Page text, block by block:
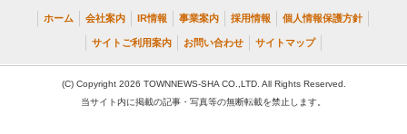
ホーム 会社案内 IR情報 事業案内 採用情報 個人情報保護方針
サイトご利用案内 お問い合わせ サイトマップ
(C) Copyright 2026 TOWNNEWS-SHA CO.,LTD. All Rights Reserved.
当サイト内に掲載の記事・写真等の無断転載を禁止します。